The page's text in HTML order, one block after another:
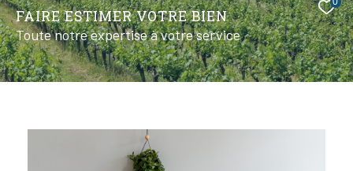
FAIRE ESTIMER VOTRE BIEN
Toute notre expertise à votre service